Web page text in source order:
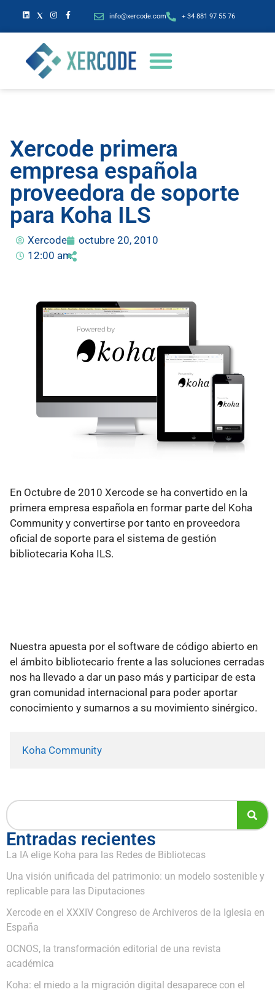
info@xercode.com + 34 881 97 55 76
Xercode primera
empresa española
proveedora de soporte
para Koha ILS
Xercode
octubre 20, 2010
12:00 am
En Octubre de 2010 Xercode se ha convertido en la
primera empresa española en formar parte del Koha
Community y convertirse por tanto en proveedora
oficial de soporte para el sistema de gestión
bibliotecaria Koha ILS.
Nuestra apuesta por el software de código abierto en
el ámbito bibliotecario frente a las soluciones cerradas
nos ha llevado a dar un paso más y participar de esta
gran comunidad internacional para poder aportar
conocimiento y sumarnos a su movimiento sinérgico.
Koha Community
Entradas recientes
La IA elige Koha para las Redes de Bibliotecas
Una visión unificada del patrimonio: un modelo sostenible y
replicable para las Diputaciones
Xercode en el XXXIV Congreso de Archiveros de la Iglesia en
España
OCNOS, la transformación editorial de una revista
académica
Koha: el miedo a la migración digital desaparece con el